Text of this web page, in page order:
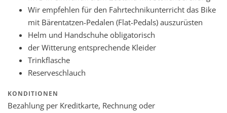
Wir empfehlen für den Fahrtechnikunterricht das Bike
mit Bärentatzen-Pedalen (Flat-Pedals) auszurüsten
Helm und Handschuhe obligatorisch
der Witterung entsprechende Kleider
Trinkflasche
Reserveschlauch
KONDITIONEN
Bezahlung per Kreditkarte, Rechnung oder